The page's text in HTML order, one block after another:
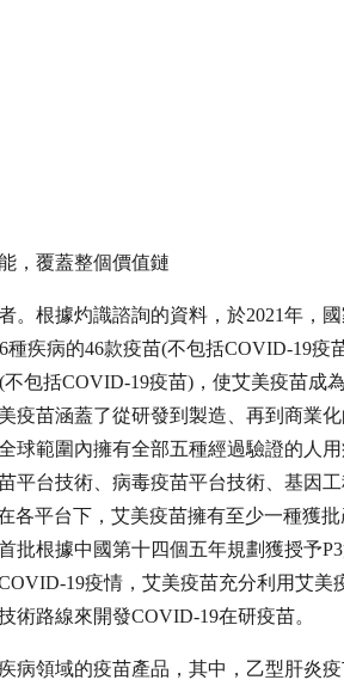
，覆蓋整個價值鏈
。根據灼識諮詢的資料，於2021年，
疾病的46款疫苗(不包括COVID-19疫
包括COVID-19疫苗)，使艾美疫苗成
疫苗涵蓋了從研發到製造、再到商業
球範圍內擁有全部五種經過驗證的人
平台技術、病毒疫苗平台技術、基因
各平台下，艾美疫苗擁有至少一種獲
批根據中國第十四個五年規劃獲授予
19疫情，艾美疫苗充分利用艾美
術路線來開發COVID-19在研疫苗。
病領域的疫苗產品，其中，乙型肝炎